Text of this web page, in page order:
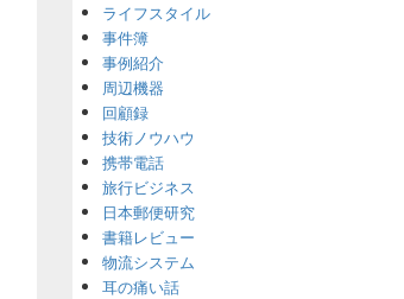
ライフスタイル
事件簿
事例紹介
周辺機器
回顧録
技術ノウハウ
携帯電話
旅行ビジネス
日本郵便研究
書籍レビュー
物流システム
耳の痛い話